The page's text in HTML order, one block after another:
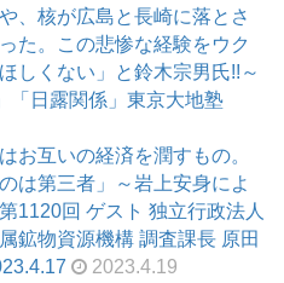
、核が広島と長崎に落とさ
た。この悲惨な経験をウク
しくない」と鈴木宗男氏!!～
「日露関係」東京大地塾
お互いの経済を潤すもの。
は第三者」～岩上安身によ
1120回 ゲスト 独立行政法人
鉱物資源機構 調査課長 原田
2023.4.19